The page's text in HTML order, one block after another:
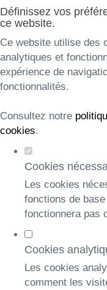
Définissez vos
ce website.
Ce website utilise des
analytiques et
expérience de
fonctionnalités.
Consultez notre
cookies.
Cookies
Les cookies
fonctions de
fonctionnera pas
Cookies
Les cookies
comment les